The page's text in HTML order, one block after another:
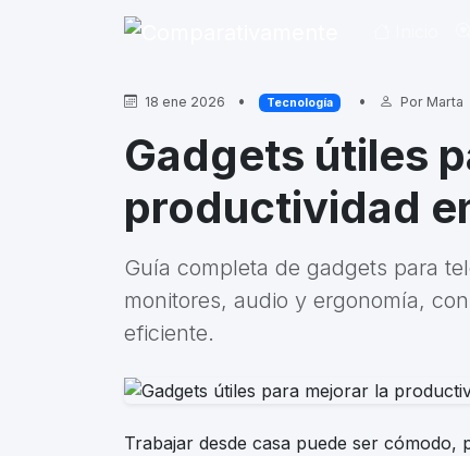
18 ene 2026 • Tecnología • Por Marta
Gadgets útiles
productividad
Guía completa de gadgets para
monitores, audio y ergonomía,
eficiente.
Trabajar desde casa puede ser